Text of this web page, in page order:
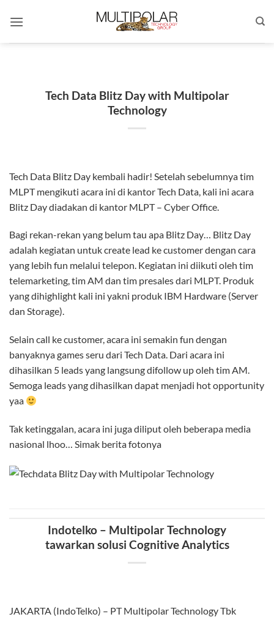
Tech Data Blitz Day with Multipolar
Technology
Tech Data Blitz Day kembali hadir! Setelah sebelumnya tim
MLPT mengikuti acara ini di kantor Tech Data, kali ini acara
Blitz Day diadakan di kantor MLPT – Cyber Office.
Bagi rekan-rekan yang belum tau apa Blitz Day… Blitz Day
adalah kegiatan untuk create lead ke customer dengan cara
yang lebih fun melalui telepon. Kegiatan ini diikuti oleh tim
telemarketing, tim AM dan tim presales dari MLPT. Produk
yang dihighlight kali ini yakni produk IBM Hardware (Server
dan Storage).
Selain call ke customer, acara ini semakin fun dengan
banyaknya games seru dari Tech Data. Dari acara ini
dihasilkan 5 leads yang langsung difollow up oleh tim AM.
Semoga leads yang dihasilkan dapat menjadi hot opportunity
yaa
Tak ketinggalan, acara ini juga diliput oleh beberapa media
nasional lhoo… Simak berita fotonya
Indotelko – Multipolar Technology
tawarkan solusi Cognitive Analytics
JAKARTA (IndoTelko) – PT Multipolar Technology Tbk